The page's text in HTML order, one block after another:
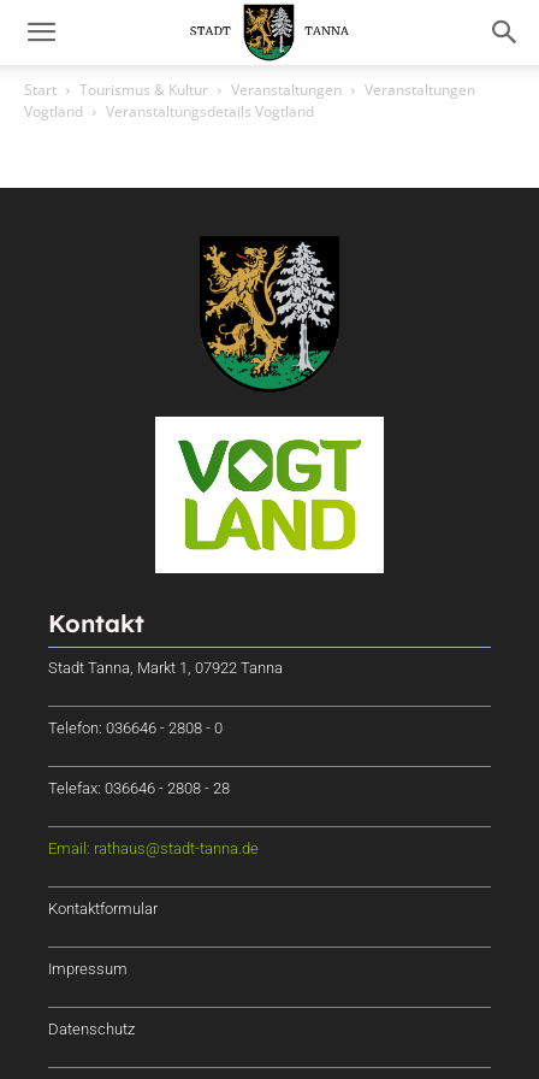
Start Tourismus & Kultur Veranstaltungen
Veranstaltungen
Vogtland
Veranstaltungsdetails Vogtland
Kontakt
Stadt Tanna, Markt 1, 07922 Tanna
Telefon: 036646 - 2808 - 0
Telefax: 036646 - 2808 - 28
Email: rathaus@stadt-tanna.de
Kontaktformular
Impressum
Datenschutz